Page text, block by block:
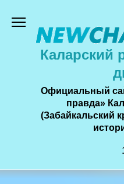
содержанию
Каларский
Официальный
правда»
(Забайкальский